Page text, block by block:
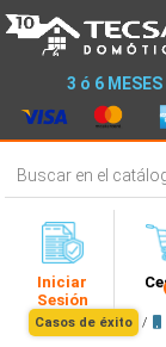
3 ó 6
Iniciar
Sesión
Casos de éxito /